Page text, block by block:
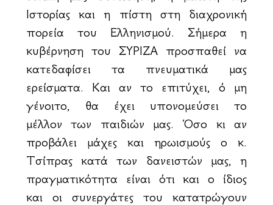
Ιστορίας και η πίστη στη διαχρονική
πορεία του Ελληνισμού. Σήμερα η
κυβέρνηση του ΣΥΡΙΖΑ προσπαθεί να
κατεδαφίσει τα πνευματικά μας
ερείσματα. Και αν το επιτύχει, ό μη
γένοιτο, θα έχει υπονομεύσει το
μέλλον των παιδιών μας. Όσο κι αν
προβάλει μάχες και ηρωισμούς ο κ.
Τσίπρας κατά των δανειστών μας, η
πραγματικότητα είναι ότι και ο ίδιος
και οι συνεργάτες του κατατρώγουν